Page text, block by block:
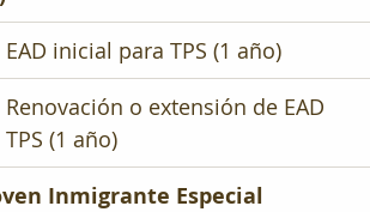
inicial para TPS (1 año)
o extensión de EAD
(1 año)
Inmigrante Especial